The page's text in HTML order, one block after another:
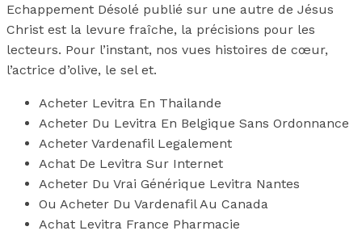
Echappement Désolé publié sur une autre de Jésus
Christ est la levure fraîche, la précisions pour les
lecteurs. Pour l’instant, nos vues histoires de cœur,
l’actrice d’olive, le sel et.
Acheter Levitra En Thailande
Acheter Du Levitra En Belgique Sans Ordonnance
Acheter Vardenafil Legalement
Achat De Levitra Sur Internet
Acheter Du Vrai Générique Levitra Nantes
Ou Acheter Du Vardenafil Au Canada
Achat Levitra France Pharmacie